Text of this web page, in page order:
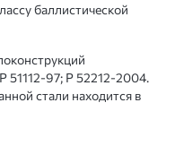
баллистической
51112-97; Р 52212-2004.
стали находится в